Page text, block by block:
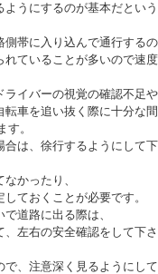
うにするのが基本だとい
帯に入り込んで通行する
ていることが多いので速
イバーの視覚の確認不足
車を追い抜く際に十分な
。
は、徐行するようにして
かったり、
ておくことが必要です。
道路に出る際は、
左右の安全確認をして下
、注意深く見るようにし